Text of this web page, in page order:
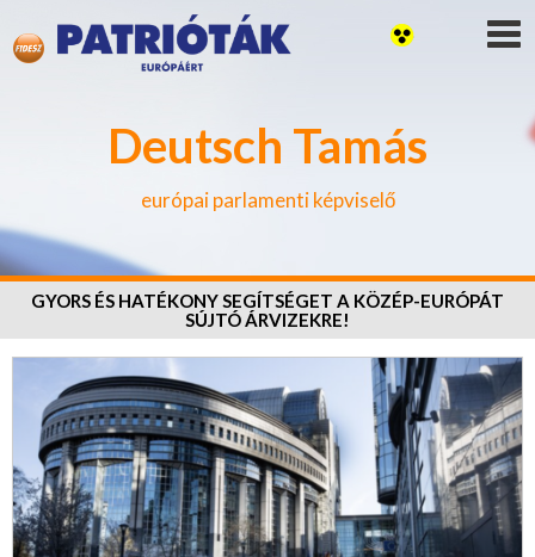
Deutsch Tamás
európai parlamenti képviselő
GYORS ÉS HATÉKONY SEGÍTSÉGET A KÖZÉP-EURÓPÁT
SÚJTÓ ÁRVIZEKRE!